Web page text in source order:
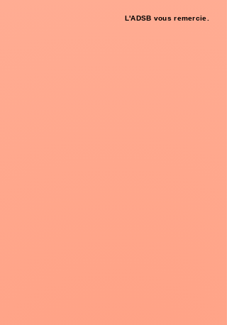
L'ADSB vous remercie.